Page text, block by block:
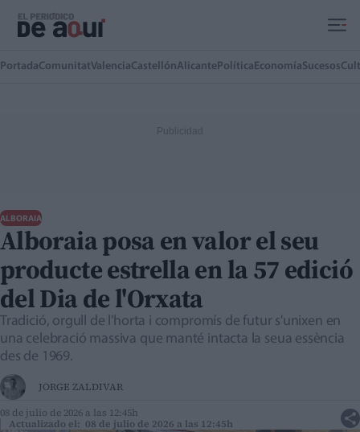
PortadaComunitatValenciaCastellónAlicante Política EconomíaSucesos
ALBORAIA
Alboraia posa en valor el seu
producte estrella en la 57 edició
del Dia de l'Orxata
Tradició, orgull de l'horta i compromís de futur s'unixen en
una celebració massiva que manté intacta la seua essència
des de 1969.
JORGE ZALDIVAR
08 de julio de 2026 a las 12:45h
Actualizado el: 08 de julio de 2026 a las 12:45h